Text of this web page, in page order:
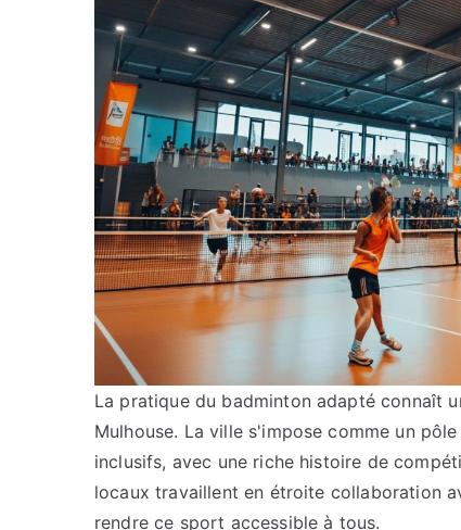
La pratique du badminton adapté connaît
Mulhouse. La ville s'impose comme un
inclusifs, avec une riche histoire de
locaux travaillent en étroite collaboration
rendre ce sport accessible à tous.